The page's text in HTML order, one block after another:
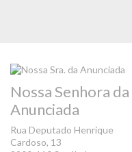
Nossa Senhora da
Anunciada
Rua Deputado Henrique
Cardoso, 13